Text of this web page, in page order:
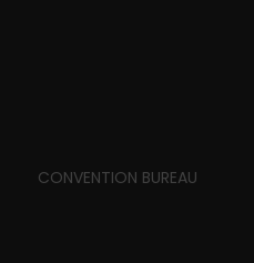
CONVENTION BUREAU